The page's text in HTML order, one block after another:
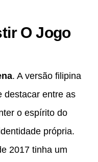
O Jogo
. A versão filipina
destacar entre as
o espírito do
própria.
2017 tinha um